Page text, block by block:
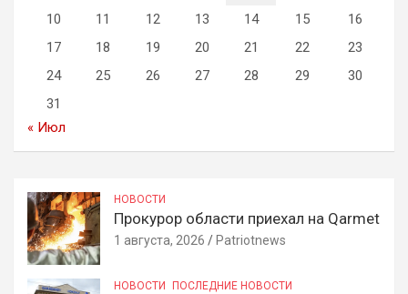
10
11 12 13 14 15
16
17
18 19 20 21 22
23
24
25 26 27 28 29
30
31
« Июл
НОВОСТИ
Прокурор области приехал на Qarmet
1 августа, 2026 Patriotnews
НОВОСТИ ПОСЛЕДНИЕ НОВОСТИ